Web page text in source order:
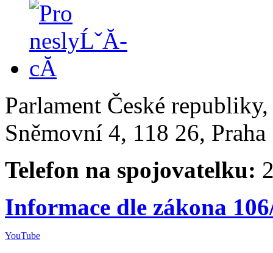
Parlament České
Sněmovní 4, 118 26,
Telefon na spojovatelku:
Informace dle zákona
YouTube